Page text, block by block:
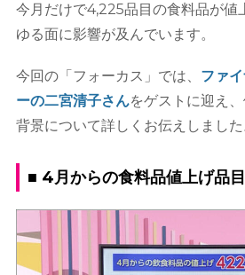
今月だけで4,225品目の食料品が値
ゆる面に影響が及んでいます。
今回の「フォーカス」では、 ファ
ーの二宮清子さんをゲストに迎え
背景について詳しくお伝えしました
■ 4月からの食料品値上げ品